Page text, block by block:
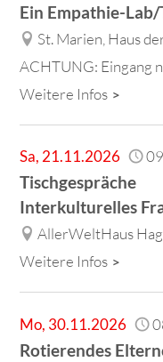
Ein Empathie-Lab/
St. Marien, Haus
ACHTUNG: Eingang
Weitere Infos
Sa, 21.11.2026
Tischgespräche
Interkulturelles
AllerWeltHaus
Weitere Infos
Mo, 30.11.2026
Rotierendes